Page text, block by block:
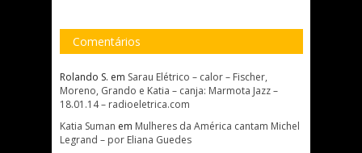
Comentários
Rolando S. em Sarau Elétrico – calor – Fischer,
Moreno, Grando e Katia – canja: Marmota Jazz –
18.01.14 – radioeletrica.com
Katia Suman em Mulheres da América cantam Michel
Legrand – por Eliana Guedes